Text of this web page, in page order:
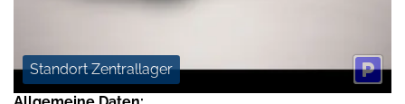
Standort Zentrallager